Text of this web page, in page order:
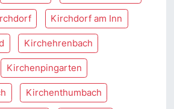
Kirchdorf am Inn
Kirchehrenbach
Kirchenpingarten
Kirchenthumbach